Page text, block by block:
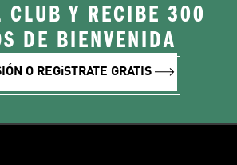
CLUB Y RECIBE 300
DE BIENVENIDA
O REGíSTRATE GRATIS